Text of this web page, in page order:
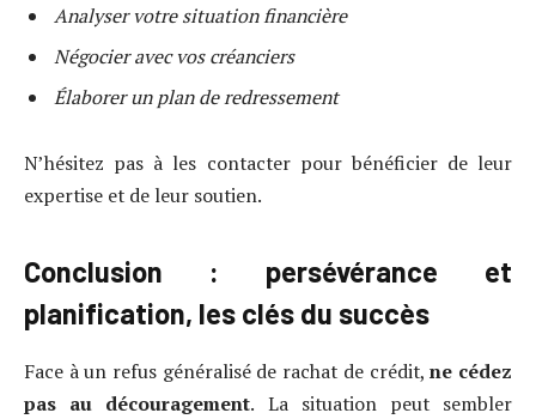
Analyser votre situation financière
Négocier avec vos créanciers
Élaborer un plan de redressement
N’hésitez pas à les contacter pour bénéficier de leur
expertise et de leur soutien.
Conclusion : persévérance et
planification, les clés du succès
Face à un refus généralisé de rachat de crédit,ne cédez
pas au découragement. La situation peut sembler